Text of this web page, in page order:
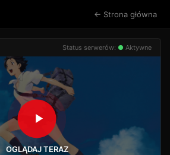
← Strona główna
Status serwerów: ● Aktywne
OGLĄDAJ TERAZ